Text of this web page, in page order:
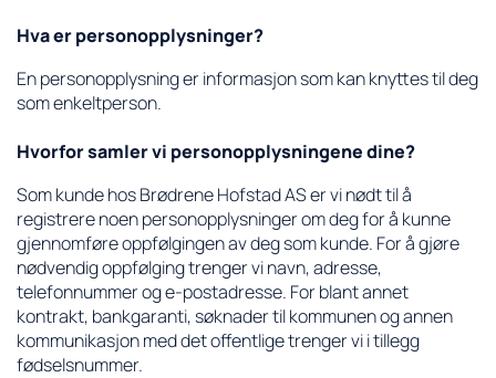
Hva er personopplysninger?
En personopplysning er informasjon som kan knyttes til deg
som enkeltperson.
Hvorfor samler vi personopplysningene dine?
Som kunde hos Brødrene Hofstad AS er vi nødt til å
registrere noen personopplysninger om deg for å kunne
gjennomføre oppfølgingen av deg som kunde. For å gjøre
nødvendig oppfølging trenger vi navn, adresse,
telefonnummer og e-postadresse. For blant annet
kontrakt, bankgaranti, søknader til kommunen og annen
kommunikasjon med det offentlige trenger vi i tillegg
fødselsnummer.